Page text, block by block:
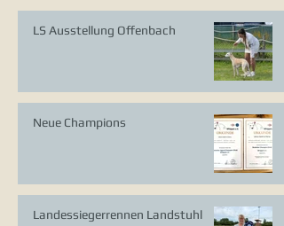
LS Ausstellung Offenbach
Neue Champions
Landessiegerrennen Landstuhl